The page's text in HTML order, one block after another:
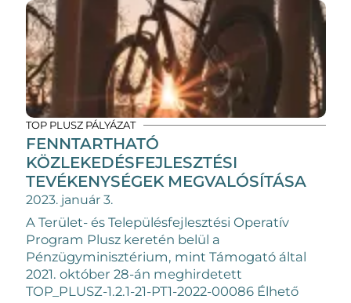
TOP PLUSZ PÁLYÁZAT
FENNTARTHATÓ
KÖZLEKEDÉSFEJLESZTÉSI
TEVÉKENYSÉGEK MEGVALÓSÍTÁSA
2023. január 3.
A Terület- és Településfejlesztési Operatív
Program Plusz keretén belül a
Pénzügyminisztérium, mint Támogató által
2021. október 28-án meghirdetett
TOP_PLUSZ-1.2.1-21-PT1-2022-00086 Élhető